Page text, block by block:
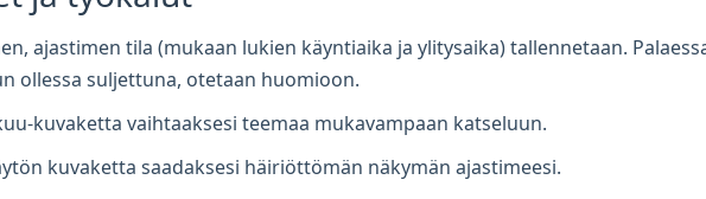
ajastimen tila (mukaan lukien käyntiaika ja ylitysaika) tallennetaan.
ollessa suljettuna, otetaan huomioon.
kuvaketta vaihtaaksesi teemaa mukavampaan katseluun.
kuvaketta saadaksesi häiriöttömän näkymän ajastimeesi.